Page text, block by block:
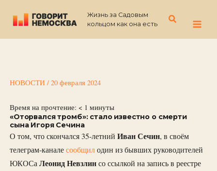
содержимому
Жизнь за Садовым
кольцом как она есть
Поиск
НОВОСТИ / 20 февраля 2024
Время на прочтение: < 1 минуты
«Оторвался тромб»: стало известно о смерти
сына Игоря Сечина
О том, что скончался 35-летний Иван Сечин, в своём
телеграм-каналесообщилодин из бывших руководителей
ЮКОСаЛеонид Невзлинсо ссылкой на запись в реестре